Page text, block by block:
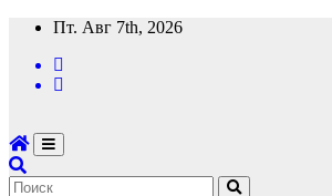
Перейти
содержимому
Пт. Авг 7th, 2026